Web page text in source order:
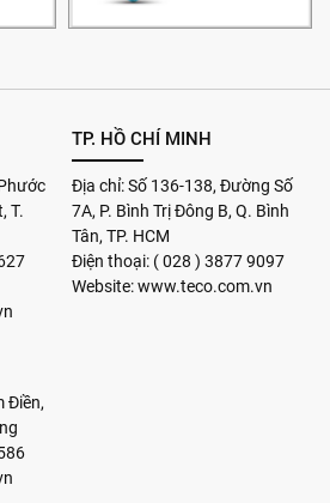
T.
TP. HỒ CHÍ MINH
Địa chỉ: Số 136-138, Đường Số
7A, P. Bình Trị Đông B, Q. Bình
Tân, TP. HCM
Điện thoại: ( 028 ) 3877 9097
Website: www.teco.com.vn
Điền,